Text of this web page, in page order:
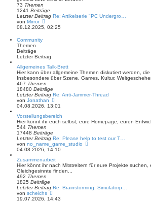
B
i
73 Themen
1241 Beiträge
Letzter Beitrag Re: Artikelserie "PC Undergro…
von Mirror
e
r
B
e
i
r
a
g
08.12.2025, 02:25
Community
Themen
Beiträge
Letzter Beitrag
Allgemeines Talk-Brett
Hier kann über allgemeine Themen diskutiert werden,
Insbesondere über Szene, Games, Kultur,
467 Themen
18480 Beiträge
Letzter Beitrag Re: Anti-Jammer-Thread
von Jonathan
e
e
s
r
B
e
r
a
04.08.2026, 13:01
Vorstellungsbereich
Hier könnt ihr euch selbst, eure Homepage, euren
544 Themen
17448 Beiträge
Letzter Beitrag Re: Please help to test our T…
von no_name_game_studio
s
B
04.08.2026, 14:10
Zusammenarbeit
Hier könnt ihr nach Mitstreitern für eure Projekte
Gleichgesinnte finden...
492 Themen
1825 Beiträge
Letzter Beitrag Re: Brainstorming: Simulatorp…
von scheichs
e
19.07.2026, 14:43